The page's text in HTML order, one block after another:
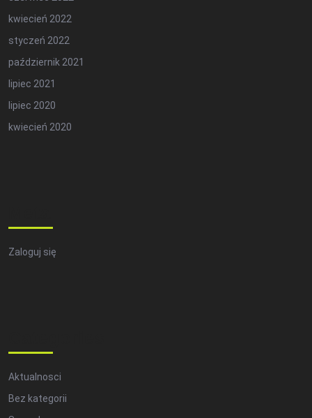
kwiecień 2022
styczeń 2022
październik 2021
lipiec 2021
lipiec 2020
kwiecień 2020
Zaloguj się
Aktualnosci
Bez kategorii